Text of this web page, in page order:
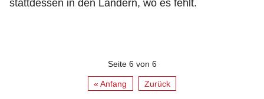
stattdessen in den Ländern, wo es fehlt.
Seite 6 von 6
« Anfang Zurück